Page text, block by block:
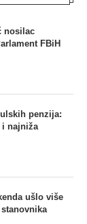
nosilac
FBiH
penzija:
i najniža
ušlo više